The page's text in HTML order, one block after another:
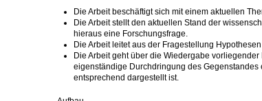
Die Arbeit beschäftigt sich mit einem aktuellen
Die Arbeit stellt den aktuellen Stand der
hieraus eine Forschungsfrage.
Die Arbeit leitet aus der Fragestellung
Die Arbeit geht über die Wiedergabe
eigenständige Durchdringung des
entsprechend dargestellt ist.